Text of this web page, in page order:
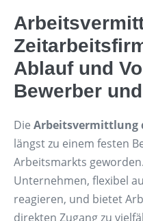
Ablauf und
Bewerber
Die Arbeitsvermittlung
längst zu einem festen
Arbeitsmarkts
Unternehmen, flexibel
reagieren, und bietet
direkten Zugang zu